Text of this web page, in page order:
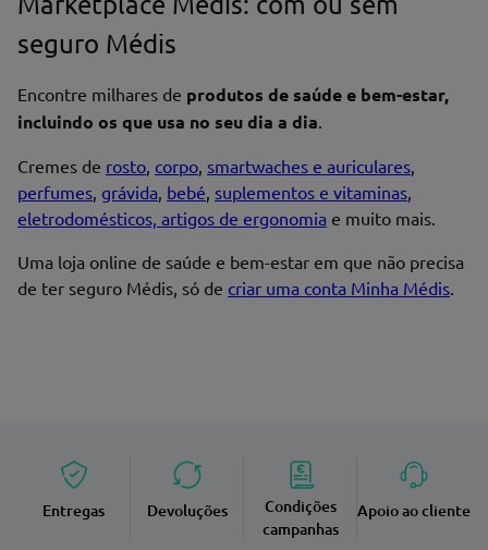
seguro Médis
Encontre milhares de produtos de saúde e bem-estar,
incluindo os que usa no seu dia a dia.
Cremes de rosto, corpo, smartwaches e auriculares,
perfumes, grávida, bebé, suplementos e vitaminas,
eletrodomésticos, artigos de ergonomia e muito mais.
Uma loja online de saúde e bem-estar em que não precisa
de ter seguro Médis, só de criar uma conta Minha Médis.
Entregas Devoluções
Condições
campanhas
Apoio ao cliente